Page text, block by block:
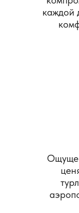
каждой